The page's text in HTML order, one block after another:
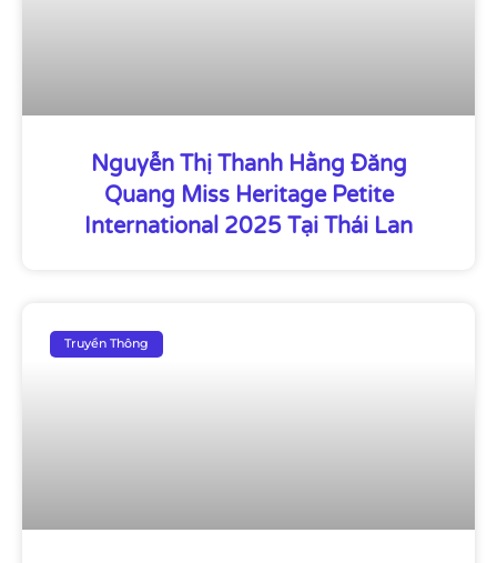
Nguyễn Thị Thanh Hằng Đăng
Quang Miss Heritage Petite
International 2025 Tại Thái Lan
Truyền Thông